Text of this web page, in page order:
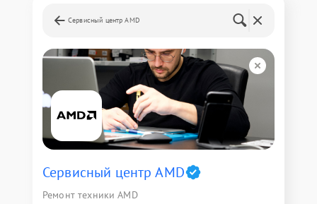
Сервисный центр AMD
Сервисный центр AMD
Ремонт техники AMD